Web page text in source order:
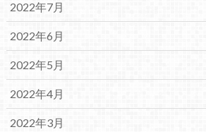
2022年7月
2022年6月
2022年5月
2022年4月
2022年3月